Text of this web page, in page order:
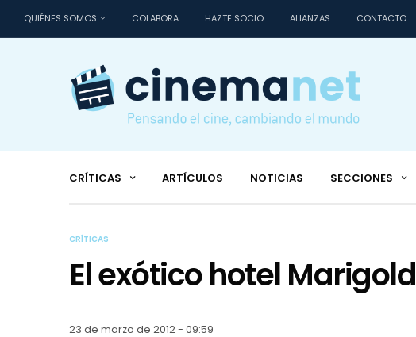
QUIÉNES SOMOS COLABORA HAZTE SOCIO ALIANZAS CONTACTO
CRÍTICAS ARTÍCULOS NOTICIAS SECCIONES
CRÍTICAS
El exótico hotel Marigold
23 de marzo de 2012 - 09:59